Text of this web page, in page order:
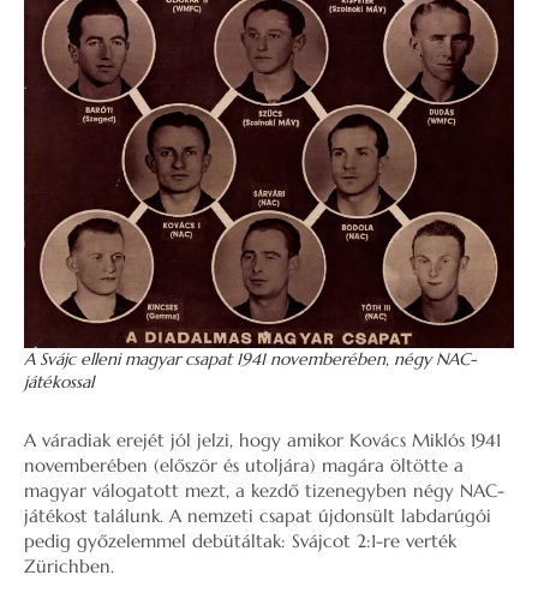
A Svájc elleni magyar csapat 1941 novemberében, négy NAC-
játékossal
A váradiak erejét jól jelzi, hogy amikor Kovács Miklós 1941
novemberében (először és utoljára) magára öltötte a
magyar válogatott mezt, a kezdő tizenegyben négy NAC-
játékost találunk. A nemzeti csapat újdonsült labdarúgói
pedig győzelemmel debütáltak: Svájcot 2:1-re verték
Zürichben.